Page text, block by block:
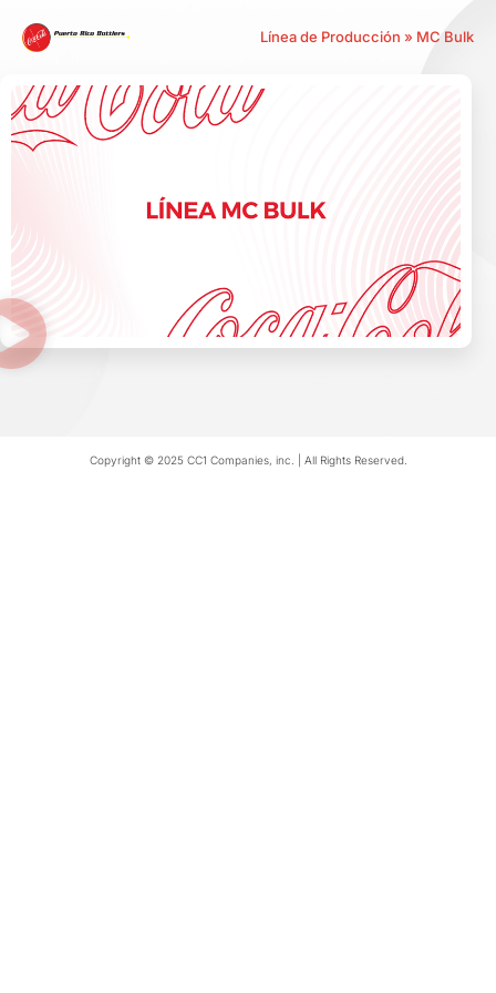
Línea de Producción » MC Bulk
Copyright © 2025 CC1 Companies, inc. | All Rights Reserved.